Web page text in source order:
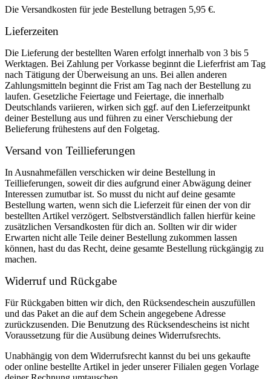
Die Versandkosten für jede Bestellung betragen 5,95 €.
Lieferzeiten
Die Lieferung der bestellten Waren erfolgt innerhalb von 3 bis 5
Werktagen. Bei Zahlung per Vorkasse beginnt die Lieferfrist am Tag
nach Tätigung der Überweisung an uns. Bei allen anderen
Zahlungsmitteln beginnt die Frist am Tag nach der Bestellung zu
laufen. Gesetzliche Feiertage und Feiertage, die innerhalb
Deutschlands variieren, wirken sich ggf. auf den Lieferzeitpunkt
deiner Bestellung aus und führen zu einer Verschiebung der
Belieferung frühestens auf den Folgetag.
Versand von Teillieferungen
In Ausnahmefällen verschicken wir deine Bestellung in
Teillieferungen, soweit dir dies aufgrund einer Abwägung deiner
Interessen zumutbar ist. So musst du nicht auf deine gesamte
Bestellung warten, wenn sich die Lieferzeit für einen der von dir
bestellten Artikel verzögert. Selbstverständlich fallen hierfür keine
zusätzlichen Versandkosten für dich an. Sollten wir dir wider
Erwarten nicht alle Teile deiner Bestellung zukommen lassen
können, hast du das Recht, deine gesamte Bestellung rückgängig zu
machen.
Widerruf und Rückgabe
Für Rückgaben bitten wir dich, den Rücksendeschein auszufüllen
und das Paket an die auf dem Schein angegebene Adresse
zurückzusenden. Die Benutzung des Rücksendescheins ist nicht
Voraussetzung für die Ausübung deines Widerrufsrechts.
Unabhängig von dem Widerrufsrecht kannst du bei uns gekaufte
oder online bestellte Artikel in jeder unserer Filialen gegen Vorlage